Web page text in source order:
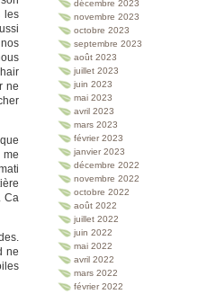
les
ne
me
Ca
ne
décembre 2023
novembre 2023
octobre 2023
septembre 2023
août 2023
juillet 2023
juin 2023
mai 2023
avril 2023
mars 2023
février 2023
janvier 2023
décembre 2022
novembre 2022
octobre 2022
août 2022
juillet 2022
juin 2022
mai 2022
avril 2022
mars 2022
février 2022